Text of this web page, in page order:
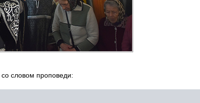
словом проповеди: